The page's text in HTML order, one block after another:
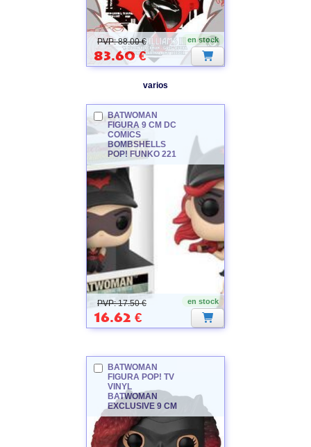
en stock
PVP: 88.00 €
83.60€
varios
BATWOMAN
FIGURA 9 CM DC
COMICS
BOMBSHELLS
POP! FUNKO 221
BATWOMAN
en stock
PVP: 17.50 €
16.62 €
BATWOMAN
FIGURA POP! TV
VINYL
BATWOMAN
EXCLUSIVE 9 CM